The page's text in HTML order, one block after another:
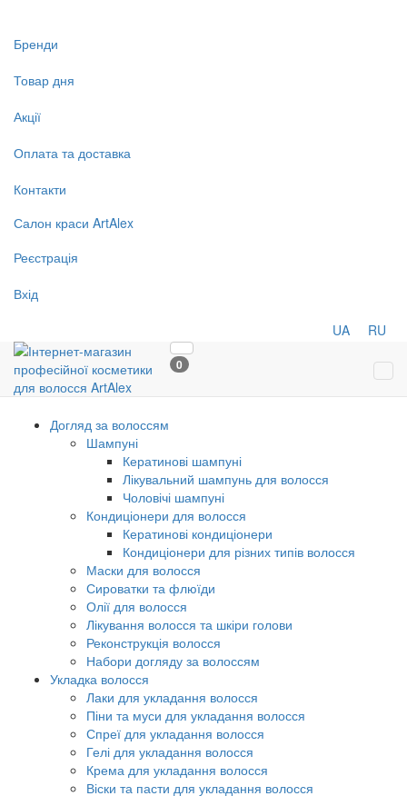
Бренди
Товар дня
Акції
Оплата та доставка
Контакти
Салон краси ArtAlex
Реєстрація
Вхід
UA RU
0
Догляд за волоссям
Шампуні
Кератинові шампуні
Лікувальний шампунь для волосся
Чоловічі шампуні
Кондиціонери для волосся
Кератинові кондиціонери
Кондиціонери для різних типів волосся
Маски для волосся
Сироватки та флюїди
Олії для волосся
Лікування волосся та шкіри голови
Реконструкція волосся
Набори догляду за волоссям
Укладка волосся
Лаки для укладання волосся
Піни та муси для укладання волосся
Спреї для укладання волосся
Гелі для укладання волосся
Крема для укладання волосся
Віски та пасти для укладання волосся